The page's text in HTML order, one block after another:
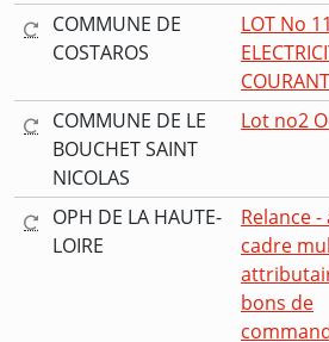
COMMUNE DE
COSTAROS
LOT No
COMMUNE DE LE
BOUCHET SAINT
NICOLAS
Lot no2
OPH DE LA HAUTE-
LOIRE
Relance
cadre
bons de